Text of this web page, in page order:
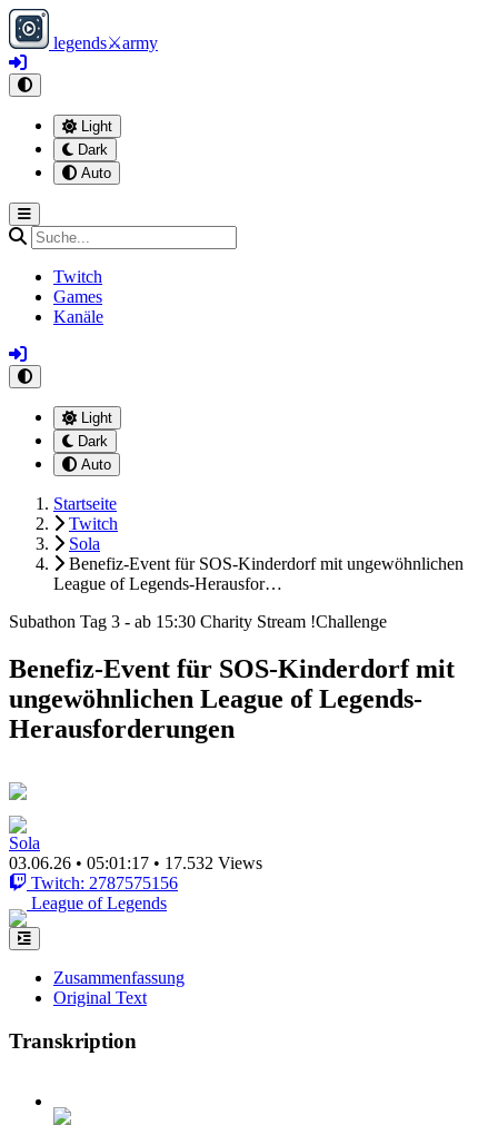
legends⚔army
Light
Dark
Auto
Twitch
Games
Kanäle
Light
Dark
Auto
Startseite
Twitch
Sola
Benefiz-Event für SOS-Kinderdorf mit ungewöhnlichen
League of Legends-Herausfor…
Subathon Tag 3 - ab 15:30 Charity Stream !Challenge
Benefiz-Event für SOS-Kinderdorf mit
ungewöhnlichen League of Legends-
Herausforderungen
Sola
03.06.26 • 05:01:17 • 17.532 Views
Twitch: 2787575156
League of Legends
Zusammenfassung
Original Text
Transkription